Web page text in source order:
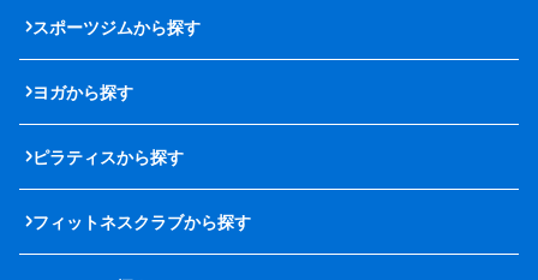
スポーツジムから探す
ヨガから探す
ピラティスから探す
フィットネスクラブから探す